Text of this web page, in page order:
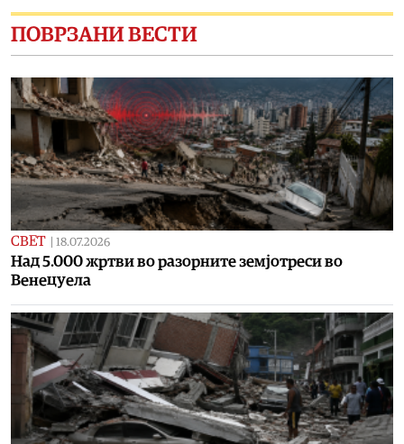
ПОВРЗАНИ ВЕСТИ
СВЕТ 18.07.2026
Над 5.000 жртви во разорните земјотреси во
Венецуела